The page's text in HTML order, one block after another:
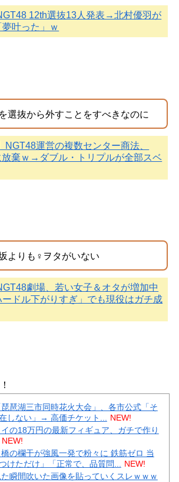
12th選抜13人発表→北村優羽が
叶った」ｗ
選抜から外すことをすべきなのに
NGT48運営の複数センター商法、
放棄ｗ→ダブル・トリプルが全部スベ
よりも♀ヲタがいない
劇場、若い女子＆オタが増加中
ドル下がりすぎ」でも現役はガチ成
琵琶湖三市同時花火大会」、各市公式「そ
しない」→ 高価チケット...
NEW!
イの18万円の最新フィギュア、ガチで作り
NEW!
橋の欄干が強風一発で粉々に 鉄筋ゼロ 当
けただけ」「正常で、品質問...
NEW!
た瞬間吹いた画像を貼っていくスレｗｗｗ